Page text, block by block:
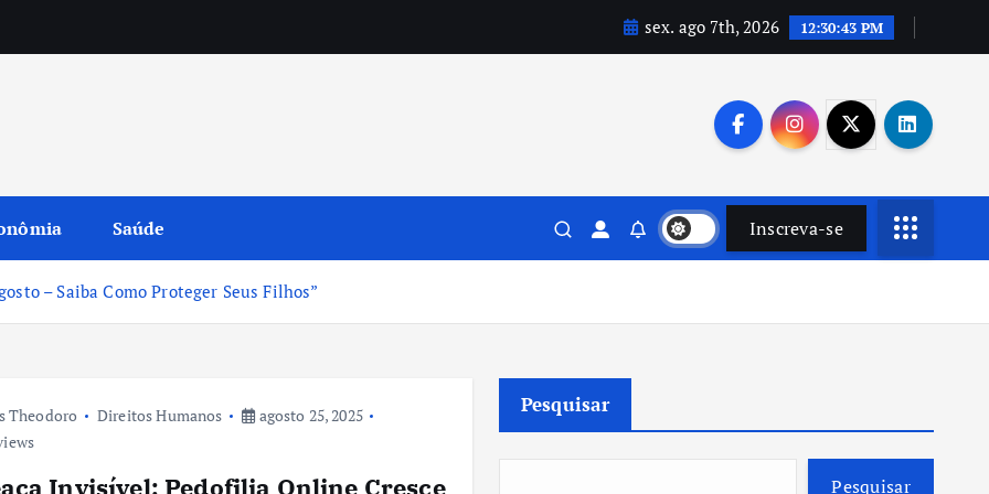
sex. ago 7th, 2026 12:30:44 PM
Saúde Inscreva-se
– Saiba Como Proteger Seus Filhos”
Theodoro Direitos Humanos
agosto 25, 2025
Invisível: Pedofilia Online Cresce
Pesquisar
Pesquisar